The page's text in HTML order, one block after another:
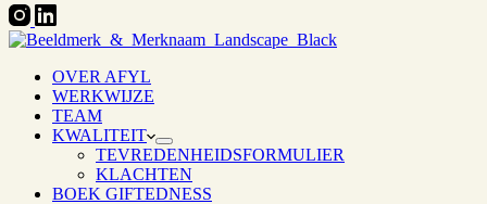
OVER AFYL
WERKWIJZE
TEAM
KWALITEIT
TEVREDENHEIDSFORMULIER
KLACHTEN
BOEK GIFTEDNESS